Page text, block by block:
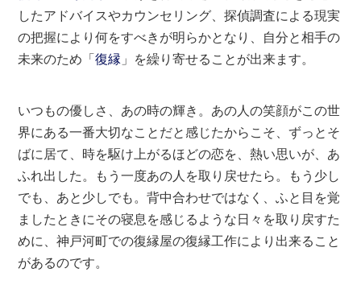
したアドバイスやカウンセリング、探偵調査による現実
の把握により何をすべきが明らかとなり、自分と相手の
未来のため「復縁 」を繰り寄せることが出来ます。
いつもの優しさ、あの時の輝き。あの人の笑顔がこの世
界にある一番大切なことだと感じたからこそ、ずっとそ
ばに居て、時を駆け上がるほどの恋を、熱い思いが、あ
ふれ出した。もう一度あの人を取り戻せたら。もう少し
でも、あと少しでも。背中合わせではなく、ふと目を覚
ましたときにその寝息を感じるような日々を取り戻すた
めに、神戸河町での復縁屋の復縁工作により出来ること
があるのです。